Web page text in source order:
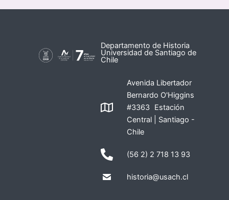
Departamento de Historia
Universidad de Santiago de
Chile
Avenida Libertador
Bernardo O'Higgins
#3363 Estación
Central | Santiago -
Chile
(56 2) 2 718 13 93
historia@usach.cl